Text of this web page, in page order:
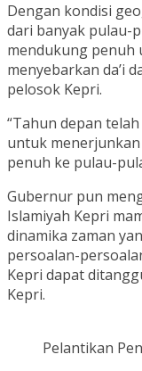
Dengan kondisi
dari banyak pulau-
mendukung penuh
menyebarkan da’i
pelosok Kepri.
“Tahun depan
untuk
penuh ke pulau-
Gubernur pun
Islamiyah Kepri
dinamika zaman
persoalan-
Kepri dapat
Kepri.
Pelantikan